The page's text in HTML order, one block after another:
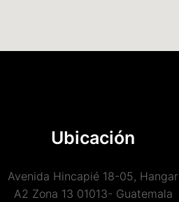
Ubicación
Avenida Hincapié 18-05, Hangar
A2 Zona 13 01013- Guatemala